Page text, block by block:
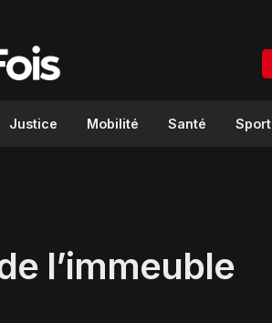
Justice Mobilité Santé Sport
l’immeuble